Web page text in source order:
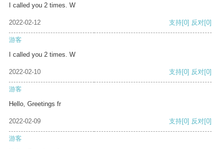
I called you 2 times. W
2022-02-12 支持[0] 反对[0]
游客
I called you 2 times. W
2022-02-10 支持[0] 反对[0]
游客
Hello, Greetings fr
2022-02-09 支持[0] 反对[0]
游客